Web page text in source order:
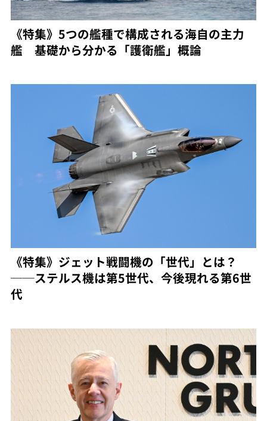
《特集》5つの艦種で構成される海自の主力
艦 基礎から分かる「護衛艦」概論
《特集》ジェット戦闘機の「世代」とは？
──ステルス機は第5世代、今後現れる第6世
代